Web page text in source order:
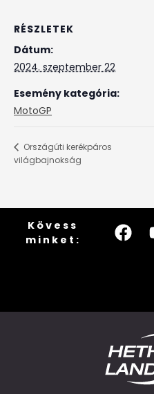
RÉSZLETEK
Dátum:
2024. szeptember 22
Esemény kategória:
MotoGP
Országúti kerékpáros
világbajnokság
Kövess
minket: